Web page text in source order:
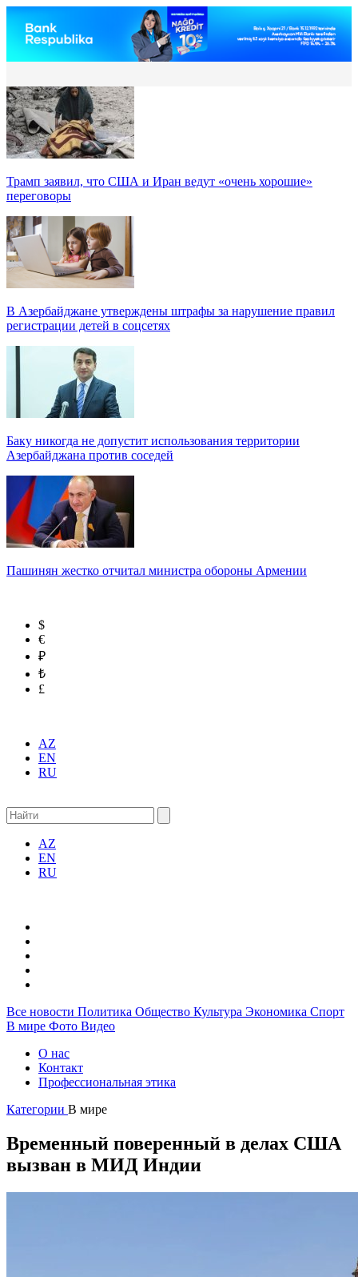
Трамп заявил, что США и Иран ведут «очень хорошие»
переговоры
В Азербайджане утверждены штрафы за нарушение правил
регистрации детей в соцсетях
Баку никогда не допустит использования территории
Азербайджана против соседей
Пашинян жестко отчитал министра обороны Армении
$
€
₽
₺
£
AZ
EN
RU
AZ
EN
RU
Все новости Политика Общество Культура Экономика Спорт
В мире Фото Видео
О нас
Контакт
Профессиональная этика
Категории В мире
Временный поверенный в делах США
вызван в МИД Индии